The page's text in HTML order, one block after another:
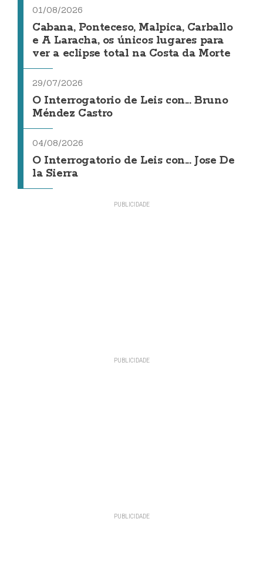
01/08/2026
Cabana, Ponteceso, Malpica, Carballo
e A Laracha, os únicos lugares para
ver a eclipse total na Costa da Morte
29/07/2026
O Interrogatorio de Leis con... Bruno
Méndez Castro
04/08/2026
O Interrogatorio de Leis con... Jose De
la Sierra